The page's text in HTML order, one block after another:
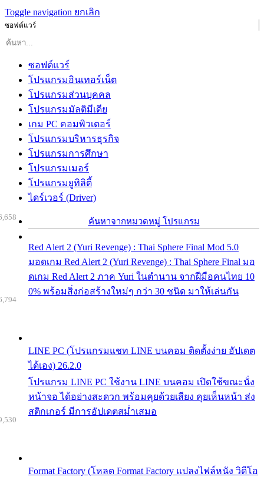
Toggle navigation ยกเลิก
ซอฟต์แวร์
ซอฟต์แวร์
โปรแกรมอินเทอร์เน็ต
โปรแกรมส่วนบุคคล
โปรแกรมมัลติมีเดีย
เกม PC คอมพิวเตอร์
โปรแกรมบริหารธุรกิจ
โปรแกรมการศึกษา
โปรแกรมเมอร์
โปรแกรมยูทิลิตี้
ไดร์เวอร์ (Driver)
ค้นหาจากหมวดหมู่ โปรแกรม
Red Alert 2 (Yuri Revenge) : Thai Sphere Final Mod 5.0
มอดเกม Red Alert 2 (Yuri Revenge) : Thai Sphere Final มอ
ดเกม Red Alert 2 ภาค Yuri ในตำนาน จากฝีมือคนไทย 10
0% พร้อมสิ่งก่อสร้างใหม่ๆ กว่า 30 ชนิด มาให้เล่นกัน
LINE PC (โปรแกรมแชท LINE บนคอม ติดตั้งง่าย อัปเดต
ได้เอง) 26.2.0
โปรแกรม LINE PC ใช้งาน LINE บนคอม เปิดใช้ขณะนั่ง
หน้าจอ ได้อย่างสะดวก พร้อมคุยด้วยเสียง คุยเห็นหน้า ส่ง
สติกเกอร์ มีการอัปเดตสม่ำเสมอ
Format Factory (โหลด Format Factory แปลงไฟล์หนัง วิดีโอ